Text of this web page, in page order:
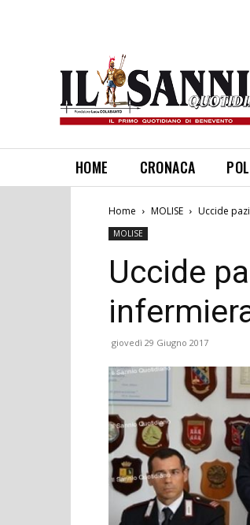
HOME CRONACA
Home MOLISE Uccide
MOLISE
Uccide
giovedì 29 Giugno 2017